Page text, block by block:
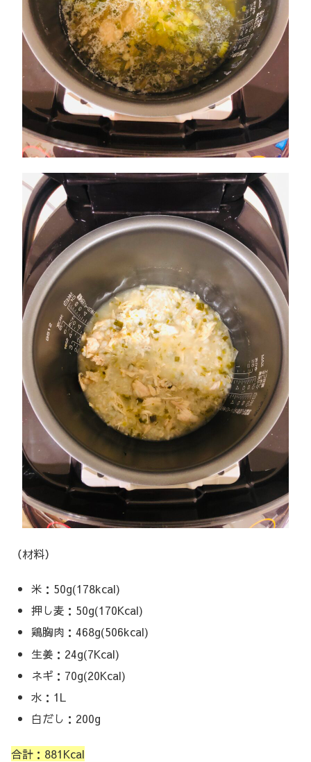
（材料）
米：50g(178kcal)
押し麦：50g(170Kcal)
鶏胸肉：468g(506kcal)
生姜：24g(7Kcal)
ネギ：70g(20Kcal)
水：1L
白だし：200g
合計：881Kcal